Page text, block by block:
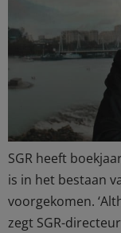
SGR heeft
is in het bestaan
voorgekomen.
zegt SGR-